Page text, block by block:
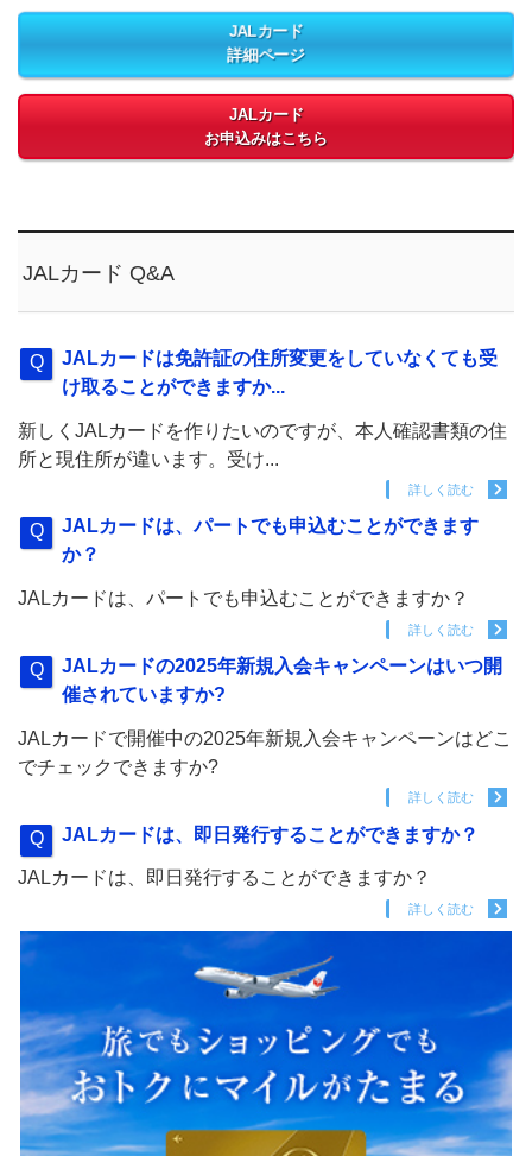
JALカード
詳細ページ
JALカード
お申込みはこちら
JALカード Q&A
JALカードは免許証の住所変更をしていなくても受
け取ることができますか...
新しくJALカードを作りたいのですが、本人確認書類の住
所と現住所が違います。受け...
詳しく読む
JALカードは、パートでも申込むことができます
か？
JALカードは、パートでも申込むことができますか？
詳しく読む
JALカードの2025年新規入会キャンペーンはいつ開
催されていますか?
JALカードで開催中の2025年新規入会キャンペーンはどこ
でチェックできますか?
詳しく読む
JALカードは、即日発行することができますか？
JALカードは、即日発行することができますか？
詳しく読む